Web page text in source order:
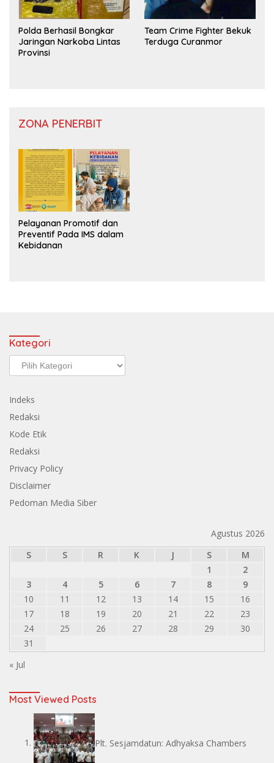
Polda Berhasil Bongkar
Jaringan Narkoba Lintas
Provinsi
Team Crime Fighter Bekuk
Terduga Curanmor
ZONA PENERBIT
Pelayanan Promotif dan
Preventif Pada IMS dalam
Kebidanan
Kategori
Kategori
Indeks
Redaksi
Kode Etik
Redaksi
Privacy Policy
Disclaimer
Pedoman Media Siber
Agustus 2026
S
S R K J S
M
1
2
3
4 5 6 7 8
9
10
11 12 13 14 15
16
17
18 19 20 21 22
23
24
25 26 27 28 29
30
31
« Jul
Most Viewed Posts
Plt. Sesjamdatun: Adhyaksa Chambers